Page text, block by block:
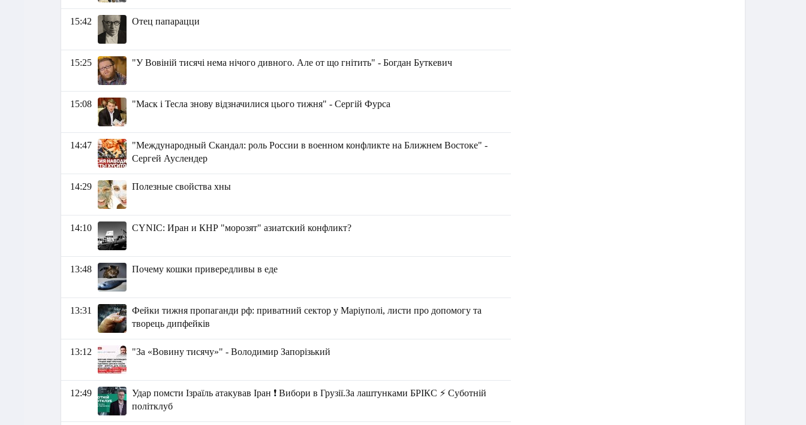
15:42 Отец папарацци
15:25 "У Вовіній тисячі нема нічого дивного. Але от що гнітить" - Богдан Буткевич
15:08 "Маск і Тесла знову відзначилися цього тижня" - Сергій Фурса
14:47
"Международный Скандал: роль России в военном конфликте на Ближнем Востоке" -
Сергей Ауслендер
14:29 Полезные свойства хны
14:10 СYNIC: Иран и КНР "морозят" азиатский конфликт?
13:48 Почему кошки привередливы в еде
13:31
Фейки тижня пропаганди рф: приватний сектор у Маріуполі, листи про допомогу та
творець дипфейків
13:12 "За «Вовину тисячу»" - Володимир Запорізький
12:49
Удар помсти Ізраїль атакував Іран ❗️ Вибори в Грузії.За лаштунками БРІКС ⚡️ Суботній
політклуб